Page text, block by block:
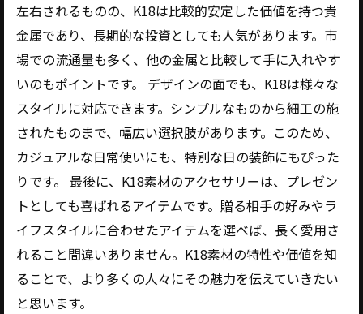
左右されるものの、K18は比較的安定した価値を持つ貴
金属であり、長期的な投資としても人気があります。市
場での流通量も多く、他の金属と比較して手に入れやす
いのもポイントです。 デザインの面でも、K18は様々な
スタイルに対応できます。シンプルなものから細工の施
されたものまで、幅広い選択肢があります。このため、
カジュアルな日常使いにも、特別な日の装飾にもぴった
りです。 最後に、K18素材のアクセサリーは、プレゼン
トとしても喜ばれるアイテムです。贈る相手の好みやラ
イフスタイルに合わせたアイテムを選べば、長く愛用さ
れること間違いありません。K18素材の特性や価値を知
ることで、より多くの人々にその魅力を伝えていきたい
と思います。